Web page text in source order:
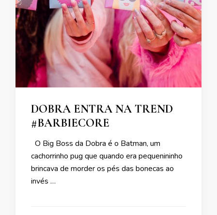
DOBRA ENTRA NA TREND
#BARBIECORE
O Big Boss da Dobra é o Batman, um
cachorrinho pug que quando era pequenininho
brincava de morder os pés das bonecas ao
invés …